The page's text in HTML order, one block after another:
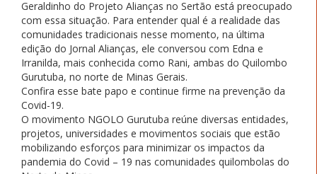
Geraldinho do Projeto Alianças no Sertão está preocupado
com essa situação. Para entender qual é a realidade das
comunidades tradicionais nesse momento, na última
edição do Jornal Alianças, ele conversou com Edna e
Irranilda, mais conhecida como Rani, ambas do Quilombo
Gurutuba, no norte de Minas Gerais.
Confira esse bate papo e continue firme na prevenção da
Covid-19.
O movimento NGOLO Gurutuba reúne diversas entidades,
projetos, universidades e movimentos sociais que estão
mobilizando esforços para minimizar os impactos da
pandemia do Covid – 19 nas comunidades quilombolas do